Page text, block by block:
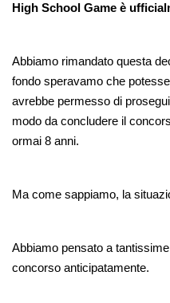
High School Game è
Abbiamo rimandato questa
fondo speravamo che
avrebbe permesso di
modo da concludere il
ormai 8 anni.
Ma come sappiamo, la
Abbiamo pensato a
concorso anticipatamente.